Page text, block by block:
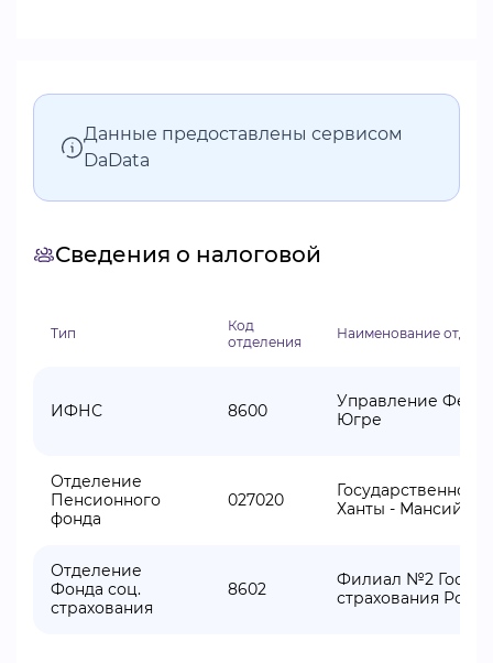
Данные предоставлены сервисом
DaData
Сведения о налоговой
Тип
Код
отделения
Наименование
ИФНС 8600
Управление
Югре
Отделение
Пенсионного
фонда
027020
Ханты -
Отделение
Фонда соц.
страхования
8602
Филиал №2
страхования